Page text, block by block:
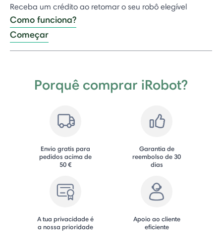
Receba um crédito ao retomar o seu robô elegível
Como funciona?
Começar
Porquê comprar iRobot?
Envio gratis para
pedidos acima de
50 €
Garantia de
reembolso de 30
dias
A tua privacidade é
a nossa prioridade
Apoio ao cliente
eficiente